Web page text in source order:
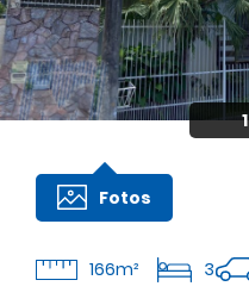
1
Fotos
166m² 3